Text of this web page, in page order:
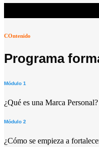
COntenido
Programa
Módulo 1
¿Qué es una Marca Personal?
Módulo 2
¿Cómo se empieza a